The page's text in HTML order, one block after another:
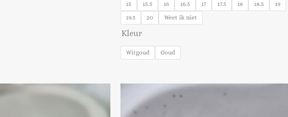
15 15.5 16 16.5 17 17.5 18 18.5
19
19.5
20 Weet ik niet
Kleur
Witgoud Goud